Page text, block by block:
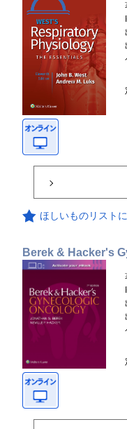
ほしいものリスト
Berek & Hacker's